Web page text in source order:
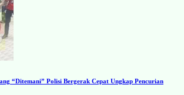
“Ditemani” Polisi Bergerak Cepat Ungkap Pencurian